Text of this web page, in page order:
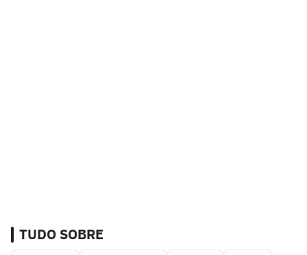
TUDO SOBRE